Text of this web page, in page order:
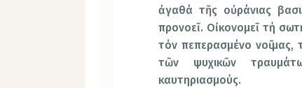
ἀγαθά τῆς οὐράνιας
προνοεῖ. Οἰκονομεῖ τή
τόν πεπερασμένο νοῦ μας,
τῶν ψυχικῶν
καυτηριασμούς.